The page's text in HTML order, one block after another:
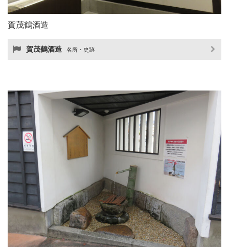
賀茂鶴酒造
賀茂鶴酒造 名所・史跡